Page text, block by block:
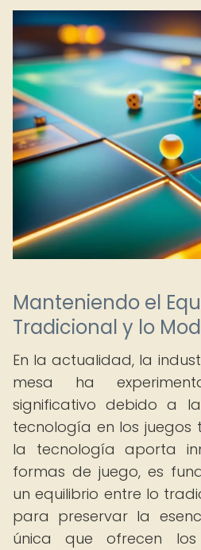
Manteniendo el
Tradicional y lo
En la actualidad, la
mesa ha
significativo debido a
tecnología en los juegos
la tecnología aporta
formas de juego, es
un equilibrio entre lo
para preservar la
única que ofrecen